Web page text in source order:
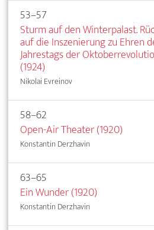
53–57
Sturm auf den Winterpalast.
auf die Inszenierung zu Ehren
Jahrestags der
(1924)
Nikolai Evreinov
58–62
Open-Air Theater (1920)
Konstantin Derzhavin
63–65
Ein Wunder (1920)
Konstantin Derzhavin